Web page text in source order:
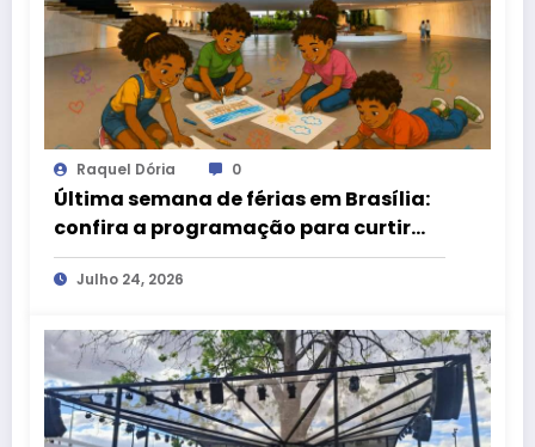
Raquel Dória 0
Última semana de férias em Brasília:
confira a programação para curtir
com as crianças!
Julho 24, 2026